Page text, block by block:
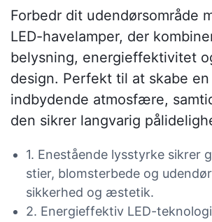
Forbedr dit udendørsområde
LED-havelamper, der
belysning, energieffektivitet
design. Perfekt til at skabe
indbydende atmosfære,
den sikrer langvarig
1. Enestående lysstyrke sikrer
stier, blomsterbede og
sikkerhed og æstetik.
2. Energieffektiv LED-